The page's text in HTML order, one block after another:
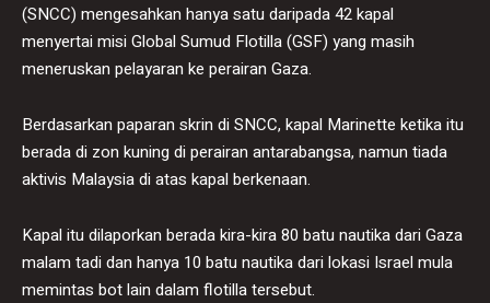
(SNCC) mengesahkan hanya satu daripada 42 kapal
menyertai misi Global Sumud Flotilla (GSF) yang masih
meneruskan pelayaran ke perairan Gaza.
Berdasarkan paparan skrin di SNCC, kapal Marinette ketika itu
berada di zon kuning di perairan antarabangsa, namun tiada
aktivis Malaysia di atas kapal berkenaan.
Kapal itu dilaporkan berada kira-kira 80 batu nautika dari Gaza
malam tadi dan hanya 10 batu nautika dari lokasi Israel mula
memintas bot lain dalam flotilla tersebut.